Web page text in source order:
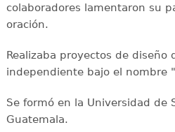
colaboradores lamentaron su
oración.
Realizaba proyectos de diseño
independiente bajo el nombre "
Se formó en la Universidad de
Guatemala.